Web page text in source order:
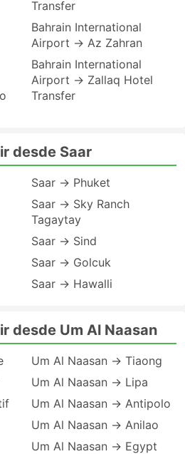
Transfer
Bahrain International
Airport → Az Zahran
Bahrain International
Airport → Zallaq Hotel
Transfer
desde Saar
Saar → Phuket
Saar → Sky Ranch
Tagaytay
Saar → Sind
Saar → Golcuk
Saar → Hawalli
desde Um Al Naasan
Um Al Naasan → Tiaong
Um Al Naasan → Lipa
Um Al Naasan → Antipolo
Um Al Naasan → Anilao
Um Al Naasan → Egypt